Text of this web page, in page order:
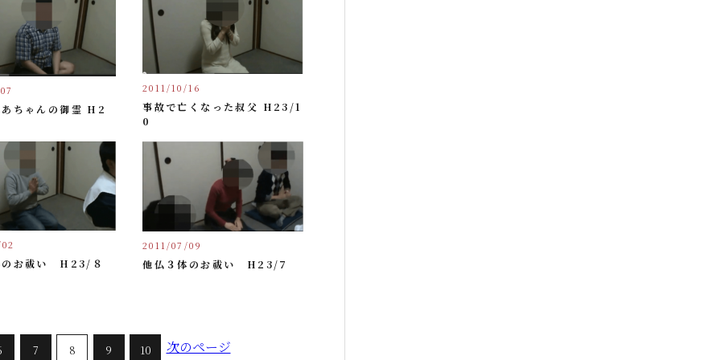
ちゃんの御霊 H2
2011/10/16
事故で亡くなった叔父 H23/1
0
のお祓い H23/８
2011/07/09
他仏３体のお祓い H23/7
7 8 9 10 次のページ